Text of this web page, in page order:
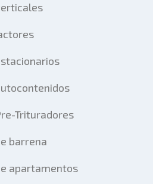
Trituradores
barrena
apartamentos